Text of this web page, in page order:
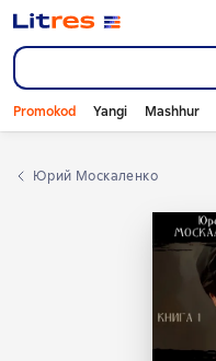
Promokod Yangi Mashhur
Юрий Москаленко